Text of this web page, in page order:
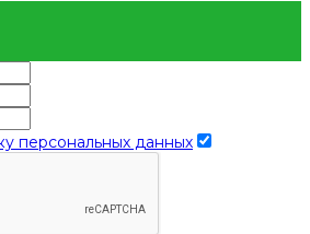
персональных данных